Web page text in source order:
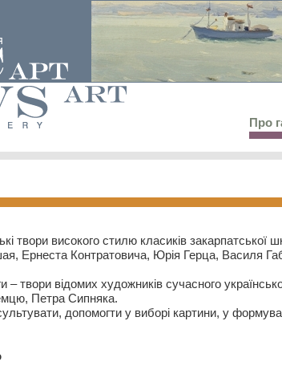
Про
твори високого стилю класиків закарпатської
Ернеста Контратовича, Юрія Герца, Василя
– твори відомих художників сучасного
Петра Сипняка.
допомогти у виборі картини, у